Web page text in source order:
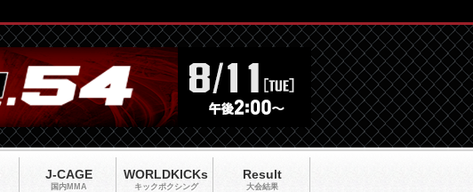
J-CAGE
国内MMA
WORLDKICKs
キックポクシング
Result
大会結果